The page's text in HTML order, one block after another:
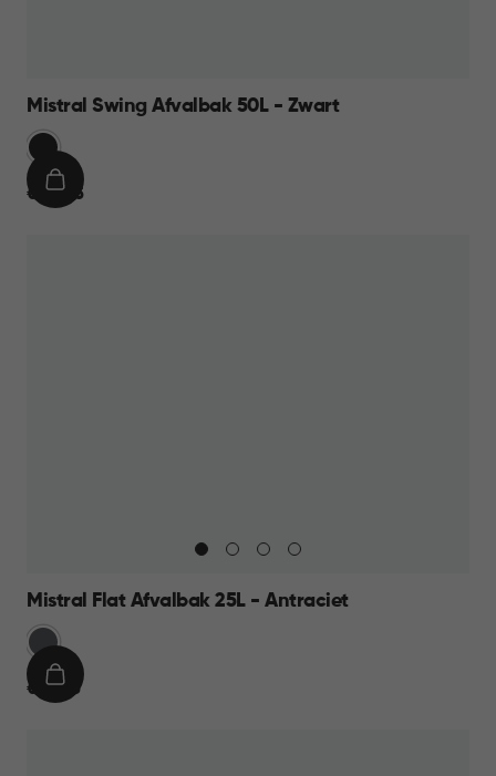
Mistral Swing Afvalbak 50L - Zwart
Zwart
€
€ 23,95
IN
Mistral Flat Afvalbak 25L - Antraciet
Anthraciet
€
€ 16,95
IN